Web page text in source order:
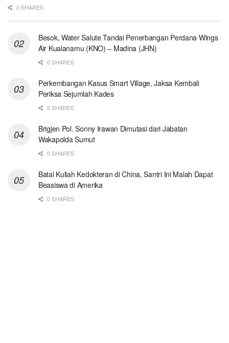
0 SHARES
Besok, Water Salute Tandai Penerbangan Perdana Wings
Air Kualanamu (KNO) – Madina (JHN)
0 SHARES
Perkembangan Kasus Smart Village, Jaksa Kembali
Periksa Sejumlah Kades
0 SHARES
Brigjen Pol. Sonny Irawan Dimutasi dari Jabatan
Wakapolda Sumut
0 SHARES
Batal Kuliah Kedokteran di China, Santri Ini Malah Dapat
Beasiswa di Amerika
0 SHARES